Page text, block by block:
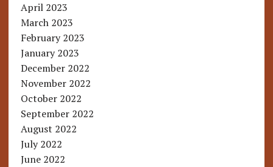
April 2023
March 2023
February 2023
January 2023
December 2022
November 2022
October 2022
September 2022
August 2022
July 2022
June 2022